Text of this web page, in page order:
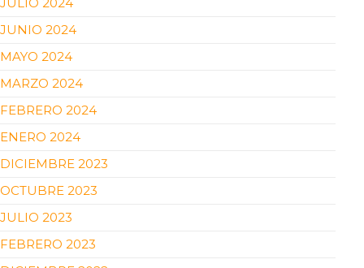
JUNIO 2024
MAYO 2024
MARZO 2024
FEBRERO 2024
ENERO 2024
DICIEMBRE 2023
OCTUBRE 2023
JULIO 2023
FEBRERO 2023